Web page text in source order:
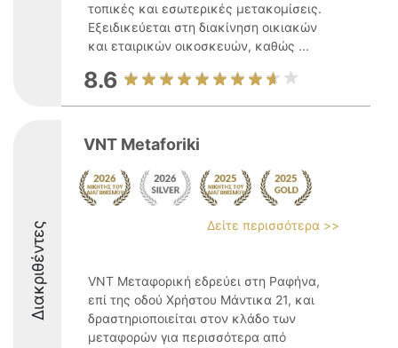
τοπικές και εσωτερικές μετακομίσεις.
Εξειδικεύεται στη διακίνηση οικιακών
και εταιρικών οικοσκευών, καθώς ...
8.6
Διακριθέντες
VNT Metaforiki
Δείτε περισσότερα >>
VNT Μεταφορική εδρεύει στη Ραφήνα,
επί της οδού Χρήστου Μάντικα 21, και
δραστηριοποιείται στον κλάδο των
μεταφορών για περισσότερα από